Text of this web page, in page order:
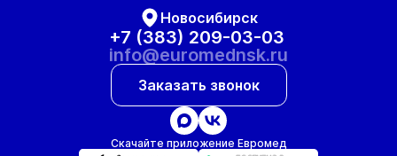
Новосибирск
+7 (383) 209-03-03
info@euromednsk.ru
Заказать звонок
Скачайте приложение Евромед